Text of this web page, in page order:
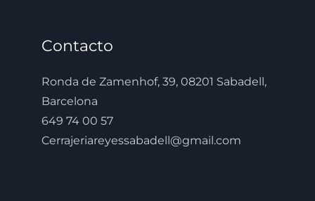
Contacto
Ronda de Zamenhof, 39, 08201 Sabadell,
Barcelona
649 74 00 57
Cerrajeriareyessabadell@gmail.com